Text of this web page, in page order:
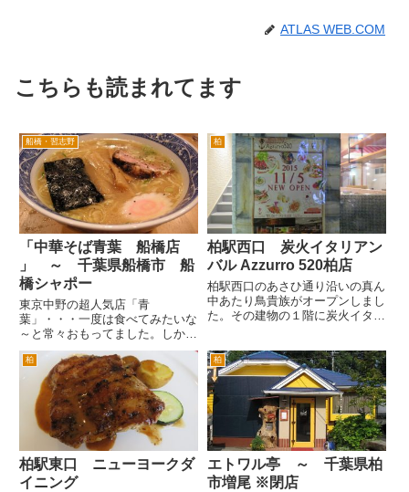
ATLAS WEB.COM
こちらも読まれてます
船橋・習志野
「中華そば青葉 船橋店
」 ～ 千葉県船橋市 船
橋シャポー
東京中野の超人気店「青
葉」・・・一度は食べてみたいな
～と常々おもってました。しかし
根性がないんで、わざわざ中野ま
で食べに行く気力がない(^^; とあ
きらめていました。すると最近う
わさの船橋ラーメン横丁に青葉が
入っているらしいとの情報を得ま
し...
柏
柏駅西口 炭火イタリアン
バル Azzurro 520柏店
柏駅西口のあさひ通り沿いの真ん
中あたり鳥貴族がオープンしまし
た。その建物の１階に炭火イタリ
東京の江戸川区で複数店舗を展開
するイタリアンとスペイン料理を
食べられるお店の...
柏
柏駅東口 ニューヨークダ
イニング
柏
エトワル亭 ～ 千葉県柏
市増尾 ※閉店